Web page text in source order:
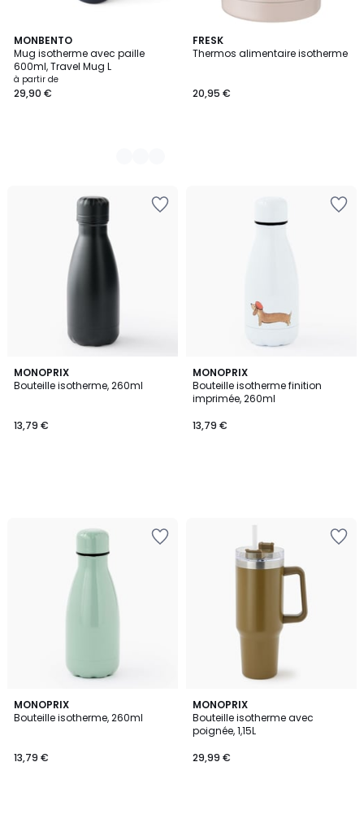
MONBENTO
Mug isotherme avec paille
600ml, Travel Mug L
à partir de
29,90 €
4
Couleurs
FRESK
Thermos alimentaire isotherme
20,95 €
MONOPRIX
Bouteille isotherme, 260ml
13,79 €
MONOPRIX
Bouteille isotherme finition
imprimée, 260ml
13,79 €
MONOPRIX
Bouteille isotherme, 260ml
13,79 €
MONOPRIX
Bouteille isotherme avec
poignée, 1,15L
29,99 €